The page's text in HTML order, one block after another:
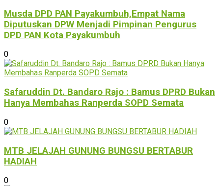
Musda DPD PAN Payakumbuh,Empat Nama
Diputuskan DPW Menjadi Pimpinan Pengurus
DPD PAN Kota Payakumbuh
0
Safaruddin Dt. Bandaro Rajo : Bamus DPRD Bukan
Hanya Membahas Ranperda SOPD Semata
0
MTB JELAJAH GUNUNG BUNGSU BERTABUR
HADIAH
0